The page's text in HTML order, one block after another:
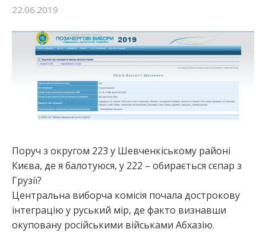
:
22.06.2019
Поруч з округом 223 у Шевченкіському районі
Києва, де я балотуюся, у 222 – обирається сєпар з
Грузії?
Центральна виборча комісія почала дострокову
інтеграцію у руський мір, де факто визнавши
окуповану російськими військами Абхазію.